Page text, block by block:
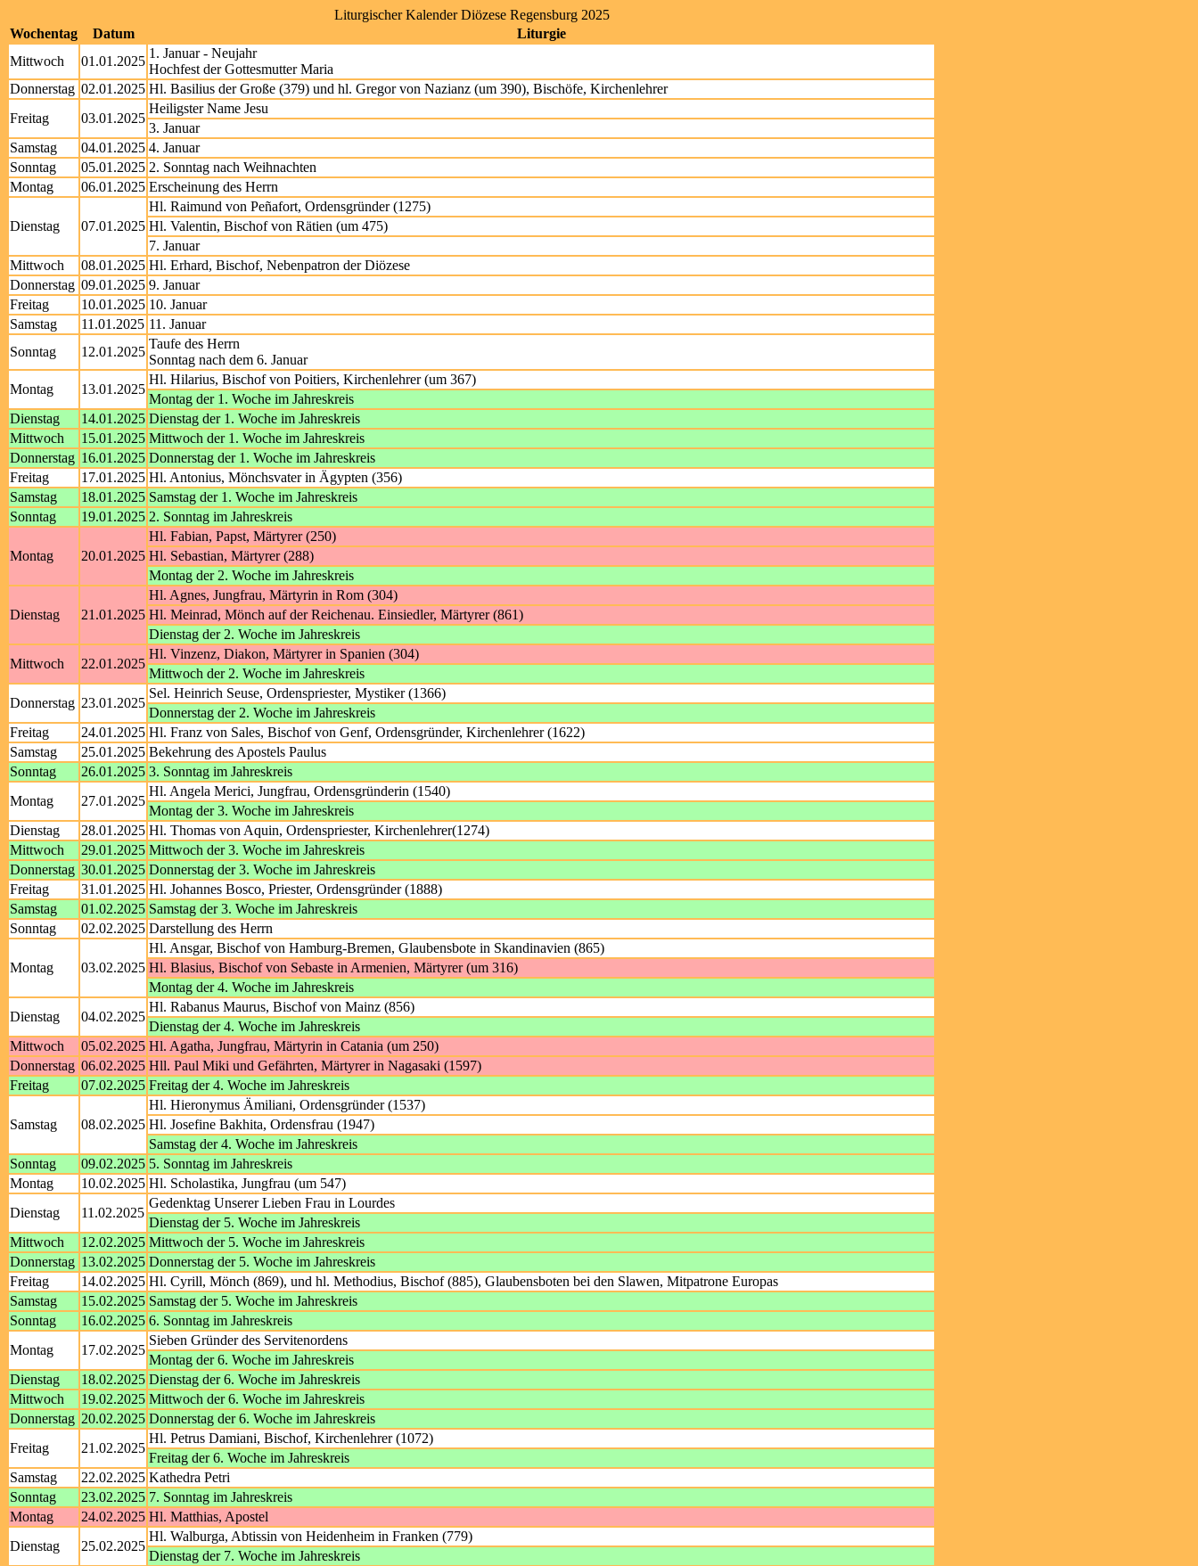
Liturgischer Kalender Diözese Regensburg 2025
Wochentag
Datum
Liturgie
Mittwoch
01.01.2025
1. Januar - Neujahr
Hochfest der Gottesmutter Maria
Donnerstag 02.01.2025 Hl. Basilius der Große (379) und hl. Gregor von Nazianz (um 390), Bischöfe, Kirchenlehrer
Freitag
03.01.2025
Heiligster Name Jesu
3. Januar
Samstag
04.01.2025 4. Januar
Sonntag
05.01.2025 2. Sonntag nach Weihnachten
Montag
06.01.2025 Erscheinung des Herrn
Dienstag 07.01.2025
Hl. Raimund von Peñafort, Ordensgründer (1275)
Hl. Valentin, Bischof von Rätien (um 475)
7. Januar
Mittwoch
08.01.2025 Hl. Erhard, Bischof, Nebenpatron der Diözese
Donnerstag 09.01.2025 9. Januar
Freitag
10.01.2025 10. Januar
Samstag
11.01.2025 11. Januar
Sonntag
12.01.2025
Taufe des Herrn
Sonntag nach dem 6. Januar
Montag
13.01.2025
Hl. Hilarius, Bischof von Poitiers, Kirchenlehrer (um 367)
Montag der 1. Woche im Jahreskreis
Dienstag
14.01.2025 Dienstag der 1. Woche im Jahreskreis
Mittwoch
15.01.2025 Mittwoch der 1. Woche im Jahreskreis
Donnerstag 16.01.2025 Donnerstag der 1. Woche im Jahreskreis
Freitag
17.01.2025 Hl. Antonius, Mönchsvater in Ägypten (356)
Samstag
18.01.2025 Samstag der 1. Woche im Jahreskreis
Sonntag
19.01.2025 2. Sonntag im Jahreskreis
Montag 20.01.2025
Hl. Fabian, Papst, Märtyrer (250)
Hl. Sebastian, Märtyrer (288)
Montag der 2. Woche im Jahreskreis
Dienstag 21.01.2025
Hl. Agnes, Jungfrau, Märtyrin in Rom (304)
Hl. Meinrad, Mönch auf der Reichenau. Einsiedler, Märtyrer (861)
Dienstag der 2. Woche im Jahreskreis
Mittwoch
22.01.2025
Hl. Vinzenz, Diakon, Märtyrer in Spanien (304)
Mittwoch der 2. Woche im Jahreskreis
Donnerstag 23.01.2025
Sel. Heinrich Seuse, Ordenspriester, Mystiker (1366)
Donnerstag der 2. Woche im Jahreskreis
Freitag
24.01.2025 Hl. Franz von Sales, Bischof von Genf, Ordensgründer, Kirchenlehrer (1622)
Samstag
25.01.2025 Bekehrung des Apostels Paulus
Sonntag
26.01.2025 3. Sonntag im Jahreskreis
Montag
27.01.2025
Hl. Angela Merici, Jungfrau, Ordensgründerin (1540)
Montag der 3. Woche im Jahreskreis
Dienstag
28.01.2025 Hl. Thomas von Aquin, Ordenspriester, Kirchenlehrer(1274)
Mittwoch
29.01.2025 Mittwoch der 3. Woche im Jahreskreis
Donnerstag 30.01.2025 Donnerstag der 3. Woche im Jahreskreis
Freitag
31.01.2025 Hl. Johannes Bosco, Priester, Ordensgründer (1888)
Samstag
01.02.2025 Samstag der 3. Woche im Jahreskreis
Sonntag
02.02.2025 Darstellung des Herrn
Montag 03.02.2025
Hl. Ansgar, Bischof von Hamburg-Bremen, Glaubensbote in Skandinavien (865)
Hl. Blasius, Bischof von Sebaste in Armenien, Märtyrer (um 316)
Montag der 4. Woche im Jahreskreis
Dienstag
04.02.2025
Hl. Rabanus Maurus, Bischof von Mainz (856)
Dienstag der 4. Woche im Jahreskreis
Mittwoch
05.02.2025 Hl. Agatha, Jungfrau, Märtyrin in Catania (um 250)
Donnerstag 06.02.2025 Hll. Paul Miki und Gefährten, Märtyrer in Nagasaki (1597)
Freitag
07.02.2025 Freitag der 4. Woche im Jahreskreis
Samstag 08.02.2025
Hl. Hieronymus Ämiliani, Ordensgründer (1537)
Hl. Josefine Bakhita, Ordensfrau (1947)
Samstag der 4. Woche im Jahreskreis
Sonntag
09.02.2025 5. Sonntag im Jahreskreis
Montag
10.02.2025 Hl. Scholastika, Jungfrau (um 547)
Dienstag
11.02.2025
Gedenktag Unserer Lieben Frau in Lourdes
Dienstag der 5. Woche im Jahreskreis
Mittwoch
12.02.2025 Mittwoch der 5. Woche im Jahreskreis
Donnerstag 13.02.2025 Donnerstag der 5. Woche im Jahreskreis
Freitag
14.02.2025 Hl. Cyrill, Mönch (869), und hl. Methodius, Bischof (885), Glaubensboten bei den Slawen, Mitpatrone Europas
Samstag
15.02.2025 Samstag der 5. Woche im Jahreskreis
Sonntag
16.02.2025 6. Sonntag im Jahreskreis
Montag
17.02.2025
Sieben Gründer des Servitenordens
Montag der 6. Woche im Jahreskreis
Dienstag
18.02.2025 Dienstag der 6. Woche im Jahreskreis
Mittwoch
19.02.2025 Mittwoch der 6. Woche im Jahreskreis
Donnerstag 20.02.2025 Donnerstag der 6. Woche im Jahreskreis
Freitag
21.02.2025
Hl. Petrus Damiani, Bischof, Kirchenlehrer (1072)
Freitag der 6. Woche im Jahreskreis
Samstag
22.02.2025 Kathedra Petri
Sonntag
23.02.2025 7. Sonntag im Jahreskreis
Montag
24.02.2025 Hl. Matthias, Apostel
Dienstag
25.02.2025
Hl. Walburga, Abtissin von Heidenheim in Franken (779)
Dienstag der 7. Woche im Jahreskreis